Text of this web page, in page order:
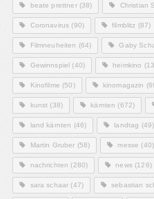
beate prettner(38) Christian
Coronavirus (90) filmblitz (87)
Filmneuheiten (64) Gaby
Gewinnspiel (40) heimkino
Kinofilme (50) kinomagazin
kunst (38) kärnten (672)
land kärnten (46) landtag (49)
Martin Gruber (58) messe (40)
nachrichten (280) news(126)
sara schaar (47) sebastian